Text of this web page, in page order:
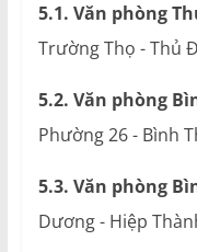
5.1. Văn phòng
Trường Thọ - Thủ
5.2. Văn phòng
Phường 26 - Bình
5.3. Văn phòng
Dương - Hiệp